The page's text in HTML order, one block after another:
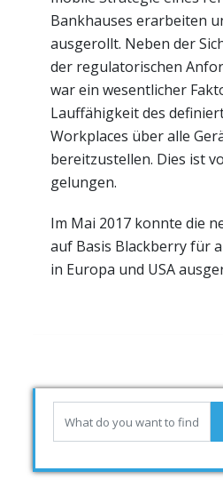
Bankhauses erarbeiten
ausgerollt. Neben der
der regulatorischen
war ein wesentlicher
Lauffähigkeit des
Workplaces über alle
bereitzustellen. Dies ist
gelungen.
Im Mai 2017 konnte die
auf Basis Blackberry für
in Europa und USA